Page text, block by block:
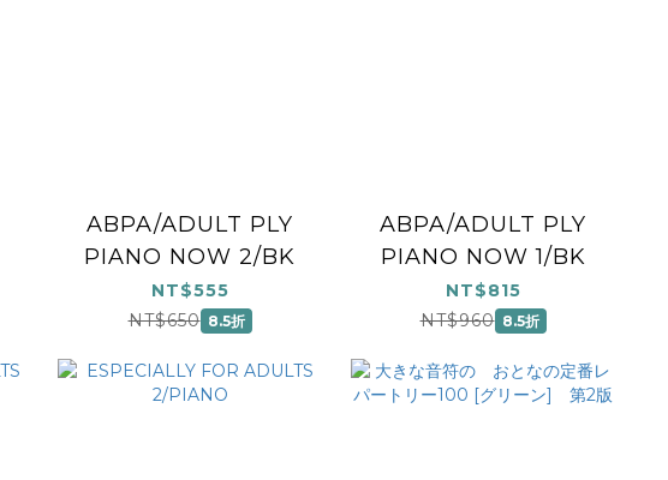
ABPA/ADULT PLY
PIANO NOW 2/BK
NT$555
NT$650 8.5折
ABPA/ADULT PLY
PIANO NOW 1/BK
NT$815
NT$960 8.5折